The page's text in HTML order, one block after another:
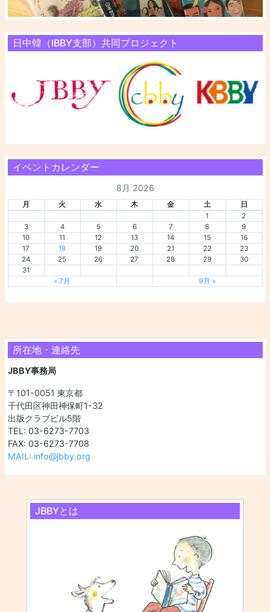
日中韓（IBBY支部）共同プロジェクト
イベントカレンダー
8月 2026
月 火 水 木 金 土
日
1
2
3
4 5 6 7 8
9
10
11 12 13 14 15
16
17
18 19 20 21 22
23
24
25 26 27 28 29
30
31
« 7月
9月 »
所在地・連絡先
JBBY事務局
〒101-0051 東京都
千代田区神田神保町1-32
出版クラブビル5階
TEL: 03-6273-7703
FAX: 03-6273-7708
MAIL: info@jbby.org
JBBYとは